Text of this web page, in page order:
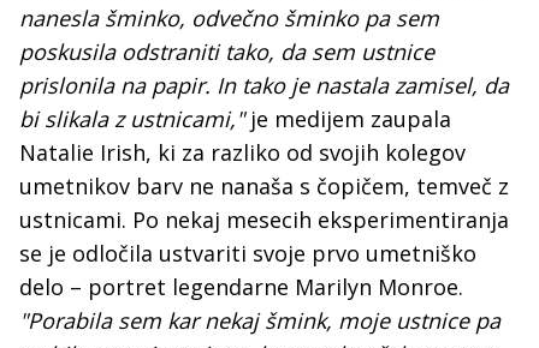
nanesla šminko, odvečno šminko pa sem
poskusila odstraniti tako, da sem ustnice
prislonila na papir. In tako je nastala zamisel, da
bi slikala z ustnicami,"je medijem zaupala
Natalie Irish, ki za razliko od svojih kolegov
umetnikov barv ne nanaša s čopičem, temveč z
ustnicami. Po nekaj mesecih eksperimentiranja
se je odločila ustvariti svoje prvo umetniško
delo – portret legendarne Marilyn Monroe.
"Porabila sem kar nekaj šmink, moje ustnice pa